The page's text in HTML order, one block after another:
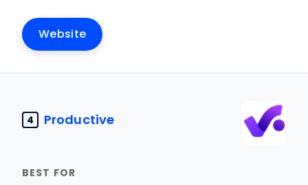
Website
4 Productive